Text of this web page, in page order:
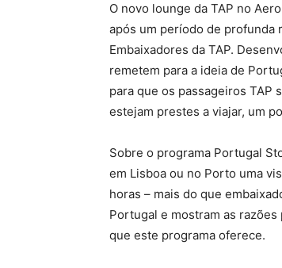
O novo lounge da TAP no
após um período de profunda
Embaixadores da TAP.
remetem para a ideia de
para que os passageiros TAP
estejam prestes a viajar, um
Sobre o programa Portugal
em Lisboa ou no Porto uma
horas – mais do que
Portugal e mostram as
que este programa oferece.